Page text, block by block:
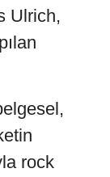
Ulrich,
rock